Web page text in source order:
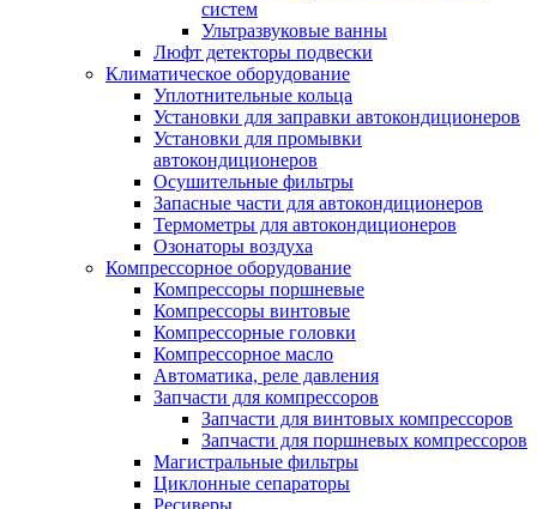
систем
Ультразвуковые ванны
Люфт детекторы подвески
Климатическое оборудование
Уплотнительные кольца
Установки для заправки автокондиционеров
Установки для промывки
автокондиционеров
Осушительные фильтры
Запасные части для автокондиционеров
Термометры для автокондиционеров
Озонаторы воздуха
Компрессорное оборудование
Компрессоры поршневые
Компрессоры винтовые
Компрессорные головки
Компрессорное масло
Автоматика, реле давления
Запчасти для компрессоров
Запчасти для винтовых компрессоров
Запчасти для поршневых компрессоров
Магистральные фильтры
Циклонные сепараторы
Ресиверы